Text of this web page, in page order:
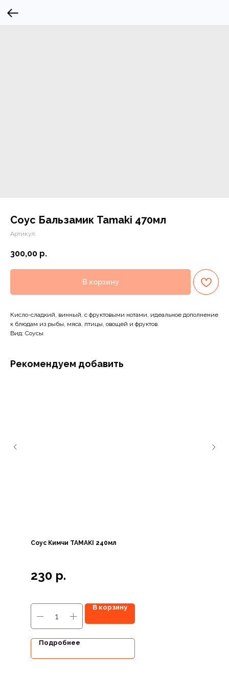
Соус Бальзамик Tamaki 470мл
Артикул:
300,00 р.
В корзину
Кисло-сладкий, винный, с фруктовыми нотами, идеальное дополнение
к блюдам из рыбы, мяса, птицы, овощей и фруктов.
Вид: Соусы
Рекомендуем добавить
Соус Кимчи TAMAKI 240мл
230 р.
В корзину
Подробнее